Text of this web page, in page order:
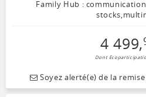
Family Hub :
4 499,
Dont
Soyez alerté(e) de la